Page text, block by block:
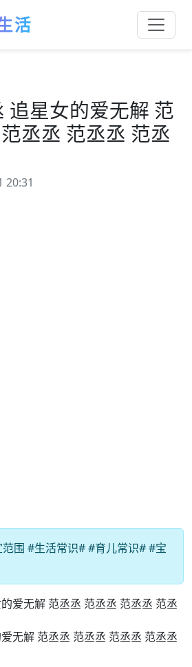
活
追星女的爱无解 范
丞丞 范丞丞 范丞
20:31
围 #生活常识# #育儿常识# #宝
无解 范丞丞 范丞丞 范丞丞 范丞丞